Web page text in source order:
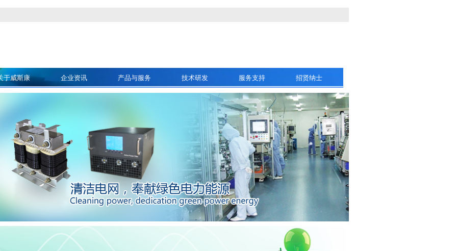
于威斯康 企业资讯 产品与服务 技术研发 服务支持 招贤纳士